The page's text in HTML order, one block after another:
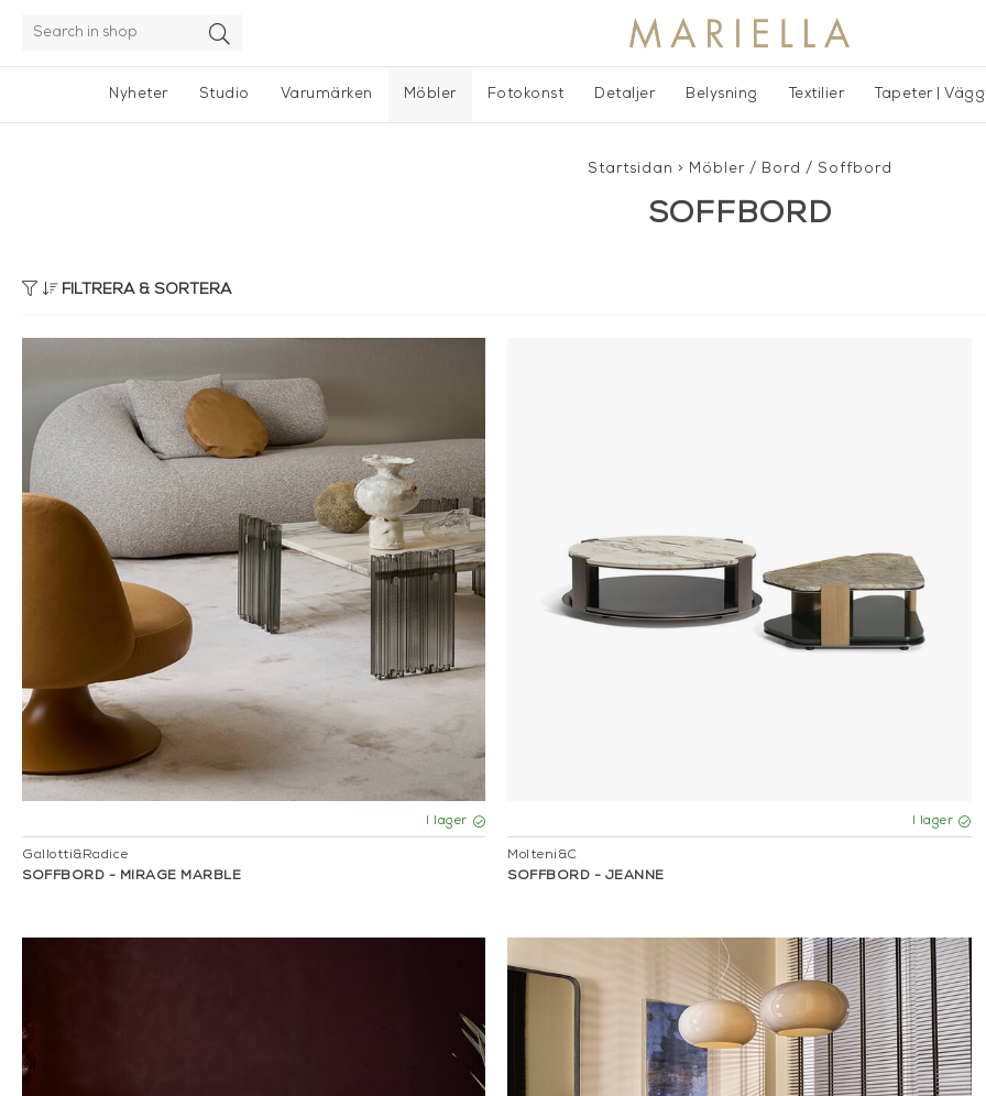
Nyheter Studio Varumärken Möbler Fotokonst Detaljer Belysning Textilier Tapeter |
Startsidan > Möbler/ Bord / Soffbord
SOFFBORD
FILTRERA & SORTERA
I lager
Gallotti&Radice
SOFFBORD - MIRAGE MARBLE
I lager
Molteni&C
SOFFBORD - JEANNE